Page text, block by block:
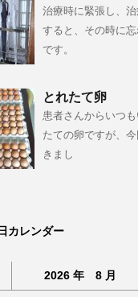
治療時に緊張し、
すると、その時に
です。
とれたて卵
患者さんからいつ
たての卵ですが、
きまし
カレンダー
2026 年 8 月